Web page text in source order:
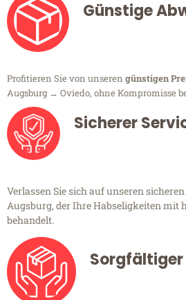
Günstige
Profitieren Sie von unseren günstigen
Augsburg → Oviedo, ohne Kompromisse
Sicherer
Verlassen Sie sich auf unseren
Augsburg, der Ihre Habseligkeiten mit
behandelt.